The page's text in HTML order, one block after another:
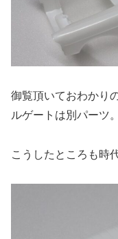
御覧頂いておわかり
ルゲートは別パーツ
こうしたところも時